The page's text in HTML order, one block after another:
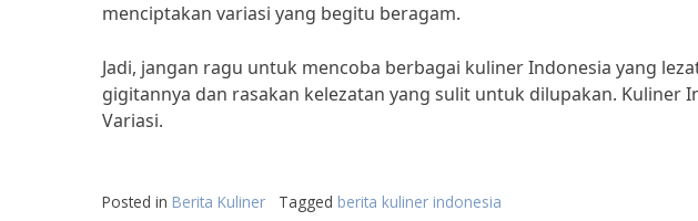
menciptakan variasi yang begitu beragam.
Jadi, jangan ragu untuk mencoba berbagai kuliner Indonesia yang
gigitannya dan rasakan kelezatan yang sulit untuk dilupakan. Kuliner
Variasi.
Posted in Berita Kuliner Tagged berita kuliner indonesia